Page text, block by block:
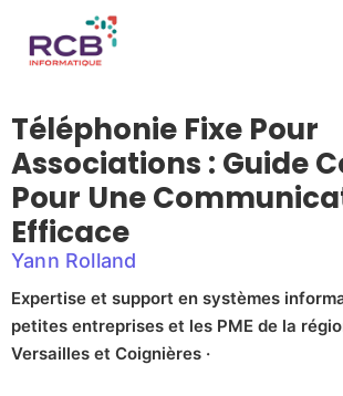
Téléphonie Fixe Pour
Associations : Guide
Pour Une
Efficace
Yann Rolland
Expertise et support en systèmes
petites entreprises et les PME de la
Versailles et Coignières ·